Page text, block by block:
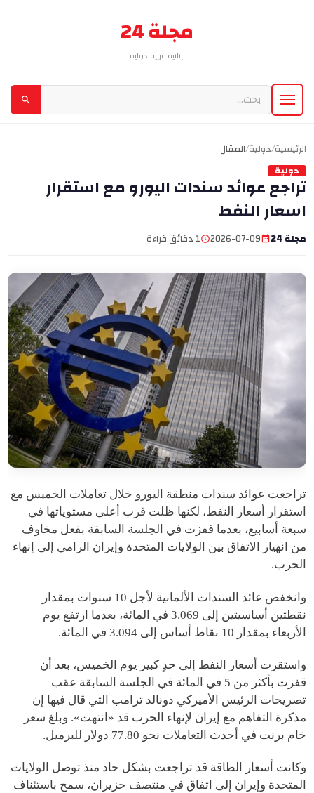
مجلة 24
لبنانية عربية دولية
الرئيسية/دولية/المقال
دولية
تراجع عوائد سندات اليورو مع استقرار
اسعار النفط
مجلة 24 2026-07-09 1 دقائق قراءة
تراجعت عوائد سندات منطقة اليورو خلال تعاملات الخميس مع
استقرار أسعار النفط، لكنها ظلت قرب أعلى مستوياتها في
سبعة أسابيع، بعدما قفزت في الجلسة السابقة بفعل مخاوف
من انهيار الاتفاق بين الولايات المتحدة وإيران الرامي إلى إنهاء
الحرب.
وانخفض عائد السندات الألمانية لأجل 10 سنوات بمقدار
نقطتين أساسيتين إلى 3.069 في المائة، بعدما ارتفع يوم
الأربعاء بمقدار 10 نقاط أساس إلى 3.094 في المائة.
واستقرت أسعار النفط إلى حدٍ كبير يوم الخميس، بعد أن
قفزت بأكثر من 5 في المائة في الجلسة السابقة عقب
تصريحات الرئيس الأميركي دونالد ترامب التي قال فيها إن
مذكرة التفاهم مع إيران لإنهاء الحرب قد «انتهت». وبلغ سعر
خام برنت في أحدث التعاملات نحو 77.80 دولار للبرميل.
وكانت أسعار الطاقة قد تراجعت بشكل حاد منذ توصل الولايات
المتحدة وإيران إلى اتفاق في منتصف حزيران، سمح باستئناف